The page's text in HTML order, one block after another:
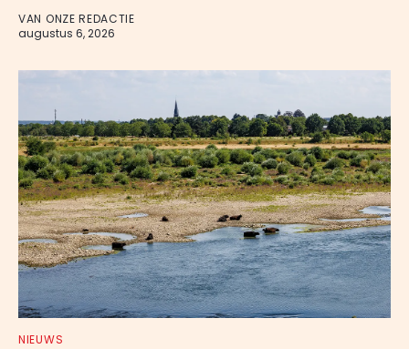
VAN ONZE REDACTIE
augustus 6, 2026
NIEUWS